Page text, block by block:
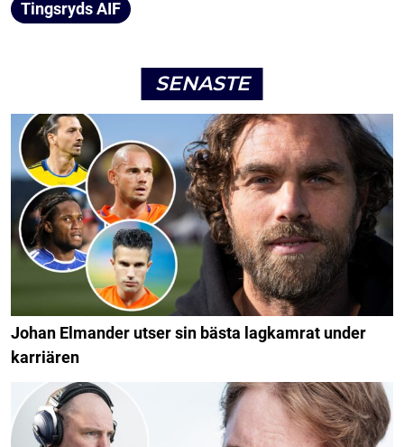
Tingsryds AIF
SENASTE
Johan Elmander utser sin bästa lagkamrat under
karriären